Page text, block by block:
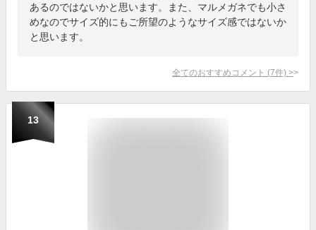
あるのではないかと思います。また、マルメガネでも小さ
めなのでサイズ的にもご所望のようなサイズ感ではないか
と思います。
全てのおすすめコメント (7件) >
13